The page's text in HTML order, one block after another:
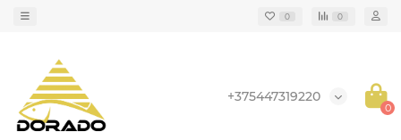
0 0
+375447319220
0